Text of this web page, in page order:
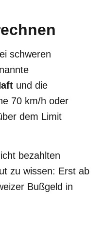
schweren
und die
70 km/h oder
dem Limit
bezahlten
zu wissen: Erst ab
Bußgeld in